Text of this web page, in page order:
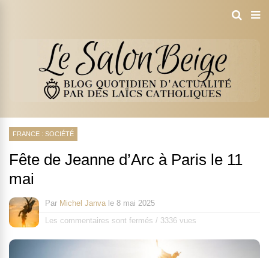
FRANCE : SOCIÉTÉ
Fête de Jeanne d’Arc à Paris le 11
mai
Par Michel Janva le 8 mai 2025
Les commentaires sont fermés / 3336 vues